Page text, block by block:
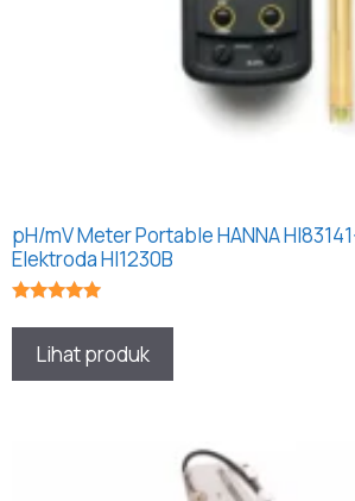
pH/mV Meter Portable HANNA
Elektroda HI1230B
Lihat produk